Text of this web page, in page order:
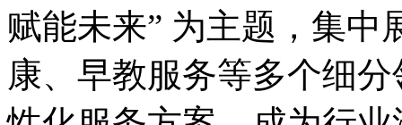
赋能未来” 为主题，集中
康、早教服务等多个细